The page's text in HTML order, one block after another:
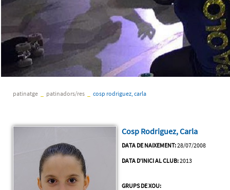
patinatge patinadors/res cosp rodriguez, carla
Cosp Rodriguez, Carla
DATA DE NAIXEMENT:28/07/2008
DATA D'INICI AL CLUB:2013
GRUPS DE XOU: